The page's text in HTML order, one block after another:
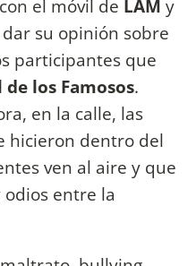
el móvil de LAM y
su opinión sobre
participantes que
de los Famosos.
en la calle, las
hicieron dentro del
ven al aire y que
entre la